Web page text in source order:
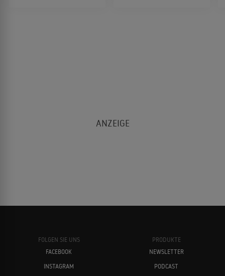
FOLGEN SIE UNS
FACEBOOK
INSTAGRAM
PRODUKTE
NEWSLETTER
PODCAST